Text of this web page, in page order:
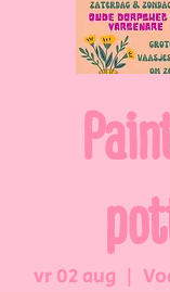
vr 02 aug
  |